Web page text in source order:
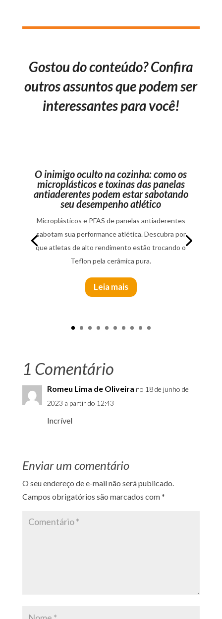
Gostou do conteúdo? Confira
outros assuntos que podem ser
interessantes para você!
O inimigo oculto na cozinha: como os
microplásticos e toxinas das panelas
antiaderentes podem estar sabotando
seu desempenho atlético
Microplásticos e PFAS de panelas antiaderentes
sabotam sua performance atlética. Descubra por
que atletas de alto rendimento estão trocando o
Teflon pela cerâmica pura.
Leia mais
1 Comentário
Romeu Lima de Oliveira no 18 de junho de
2023 a partir do 12:43
Incrível
Enviar um comentário
O seu endereço de e-mail não será publicado.
Campos obrigatórios são marcados com*